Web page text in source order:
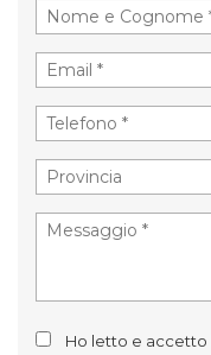
Ho letto e accetto